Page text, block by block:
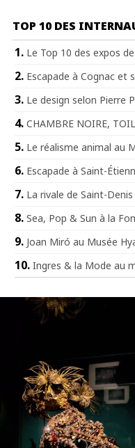
TOP 10 DES
Le Top 10 des expos
Escapade à Cognac et
Le design selon Pierre
CHAMBRE NOIRE,
Le réalisme animal au
Escapade à Saint-
La rivale de Saint-Denis
Sea, Pop & Sun à la
Joan Miró au Musée
Ingres & la Mode au